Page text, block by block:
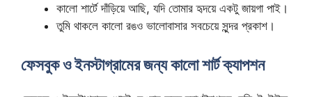
কালো শার্টে দাঁড়িয়ে আছি, যদি তোমার হৃদয়ে একটু জায়গা পাই।
তুমি থাকলে কালো রঙও ভালোবাসার সবচেয়ে সুন্দর প্রকাশ।
ফেসবুক ও ইনস্টাগ্রামের জন্য কালো শার্ট ক্যাপশন